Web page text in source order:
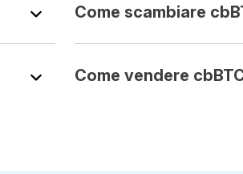
Come scambiare
Come vendere